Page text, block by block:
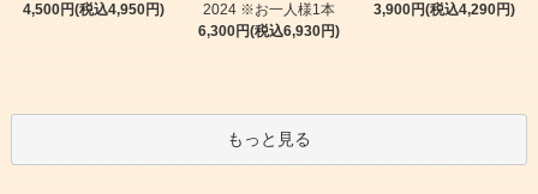
4,500円(税込4,950円)
2024 ※お一人様1本
6,300円(税込6,930円)
3,900円(税込4,290円)
もっと見る